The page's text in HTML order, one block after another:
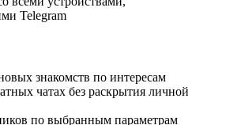
Telegram
знакомств по интересам
чатах без раскрытия личной
по выбранным параметрам